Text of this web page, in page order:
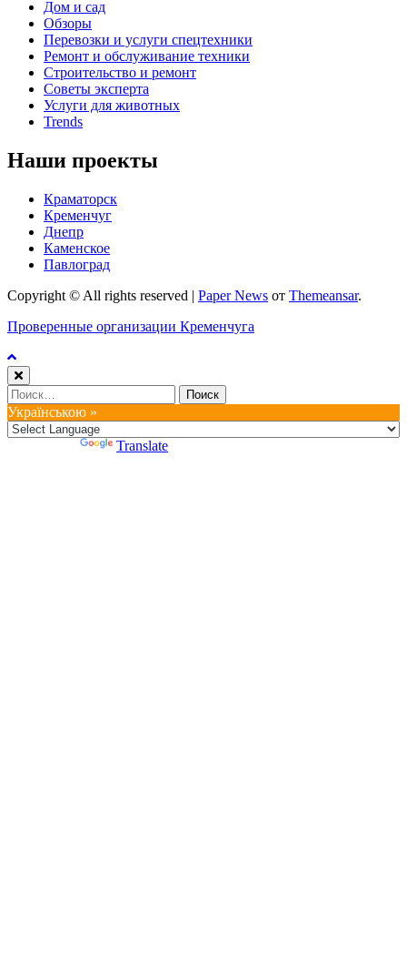
Дом и сад
Обзоры
Перевозки и услуги спецтехники
Ремонт и обслуживание техники
Строительство и ремонт
Советы эксперта
Услуги для животных
Trends
Наши проекты
Краматорск
Кременчуг
Днепр
Каменское
Павлоград
Copyright © All rights reserved | Paper News от Themeansar.
Проверенные организации Кременчуга
Найти:
Українською »
Translate